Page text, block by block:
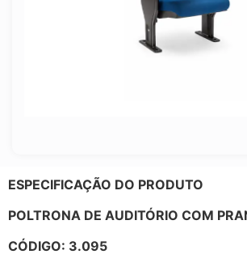
ESPECIFICAÇÃO DO PRODUTO
POLTRONA DE AUDITÓRIO COM
CÓDIGO: 3.095